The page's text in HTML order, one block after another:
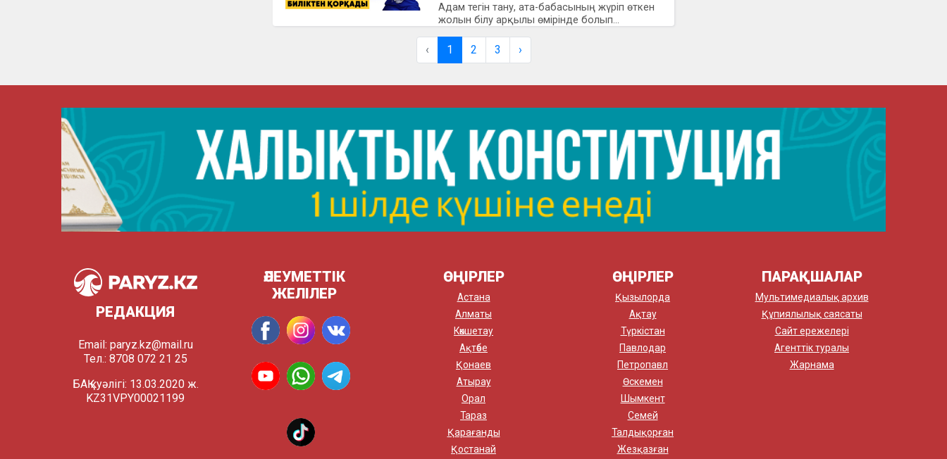
Адам тегін тану, ата-бабасының жүріп өткен
жолын білу арқылы өмірінде болып...
‹ 1 2 3 ›
РЕДАКЦИЯ
Email: paryz.kz@mail.ru
Тел.: 8708 072 21 25
БАҚ куәлігі: 13.03.2020 ж.
KZ31VPY00021199
ӘЛЕУМЕТТІК
ЖЕЛІЛЕР
ӨҢІРЛЕР
Астана
Алматы
Көкшетау
Ақтөбе
Қонаев
Атырау
Орал
Тараз
Қарағанды
Қостанай
ӨҢІРЛЕР
Қызылорда
Ақтау
Түркістан
Павлодар
Петропавл
Өскемен
Шымкент
Семей
Талдықорған
Жезқазған
ПАРАҚШАЛАР
Мультимедиалық архив
Құпиялылық саясаты
Сайт ережелері
Агенттік туралы
Жарнама